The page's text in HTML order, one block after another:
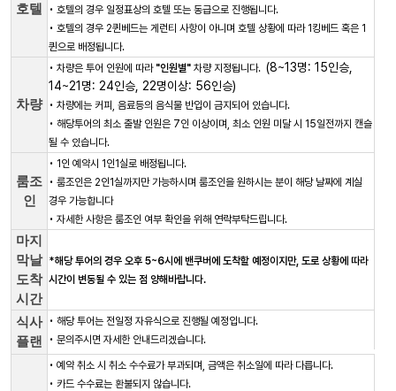
호텔
• 호텔의 경우 일정표상의 호텔 또는 동급으로 진행됩니다.
• 호텔의 경우 2퀸베드는 게런티 사항이 아니며 호텔 상황에 따라 1킹베드 혹은 1
퀸으로 배정됩니다.
차량
• 차량은 투어 인원에 따라"인원별" 차량 지정됩니다. (8~13명: 15인승,
14~21명: 24인승, 22명이상: 56인승)
• 차량에는 커피, 음료등의 음식물 반입이 금지되어 있습니다.
• 해당투어의 최소 출발 인원은 7인 이상이며, 최소 인원 미달 시 15일전까지 캔슬
될 수 있습니다.
룸조
인
• 1인 예약시 1인1실로 배정됩니다.
• 룸조인은 2인1실까지만 가능하시며 룸조인을 원하시는 분이 해당 날짜에 계실
경우 가능합니다
• 자세한 사항은 룸조인 여부 확인을 위해 연락부탁드립니다.
마지
막날
도착
시간
*해당 투어의 경우 오후 5~6시에 밴쿠버에 도착할 예정이지만, 도로 상황에 따라
시간이 변동될 수 있는 점 양해바랍니다.
식사
플랜
• 해당 투어는 전일정 자유식으로 진행될 예정입니다.
• 문의주시면 자세한 안내드리겠습니다.
• 예약 취소 시 취소 수수료가 부과되며, 금액은 취소일에 따라 다릅니다.
• 카드 수수료는 환불되지 않습니다.